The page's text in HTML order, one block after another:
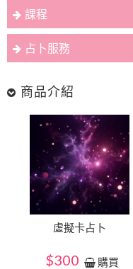
課程
占卜服務
商品介紹
虛擬卡占卜
$300 購買